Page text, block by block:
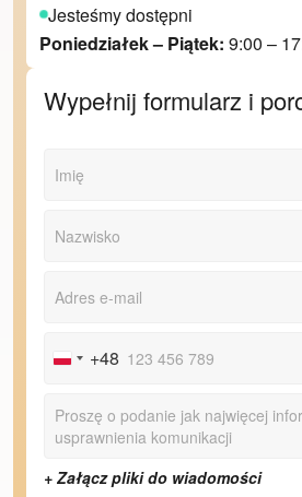
Jesteśmy dostępni
Poniedziałek – Piątek: 9:00 –
Wypełnij formularz i
Poland
+48